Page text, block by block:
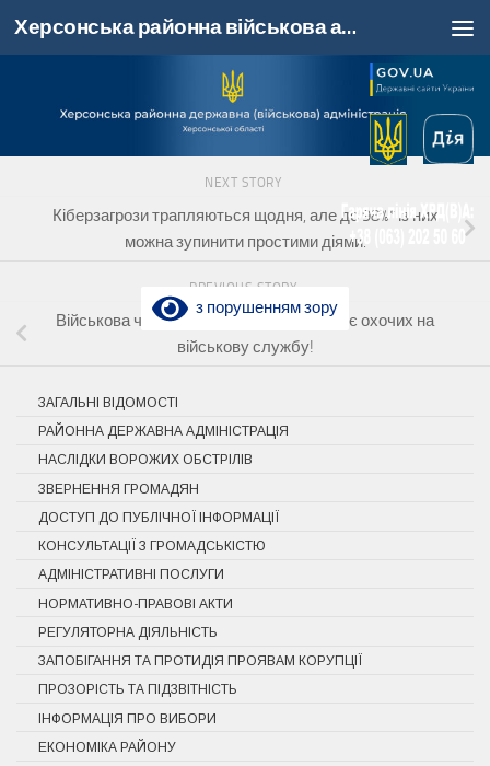
Skip to content Херсонська районна військова адміністрація, Херсонська область
з порушенням зору
NEXT STORY
Кіберзагрози трапляються щодня, але до 98%* із них
можна зупинити простими діями.
PREVIOUS STORY
Військова частина А4118 (К-2) запрошує охочих на
військову службу!
ЗАГАЛЬНІ ВІДОМОСТІ
РАЙОННА ДЕРЖАВНА АДМІНІСТРАЦІЯ
НАСЛІДКИ ВОРОЖИХ ОБСТРІЛІВ
ЗВЕРНЕННЯ ГРОМАДЯН
ДОСТУП ДО ПУБЛІЧНОЇ ІНФОРМАЦІЇ
КОНСУЛЬТАЦІЇ З ГРОМАДСЬКІСТЮ
АДМІНІСТРАТИВНІ ПОСЛУГИ
НОРМАТИВНО-ПРАВОВІ АКТИ
РЕГУЛЯТОРНА ДІЯЛЬНІСТЬ
ЗАПОБІГАННЯ ТА ПРОТИДІЯ ПРОЯВАМ КОРУПЦІЇ
ПРОЗОРІСТЬ ТА ПІДЗВІТНІСТЬ
ІНФОРМАЦІЯ ПРО ВИБОРИ
ЕКОНОМІКА РАЙОНУ